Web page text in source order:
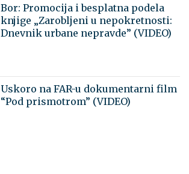
Bor: Promocija i besplatna podela
knjige „Zarobljeni u nepokretnosti:
Dnevnik urbane nepravde” (VIDEO)
Uskoro na FAR-u dokumentarni film
“Pod prismotrom” (VIDEO)